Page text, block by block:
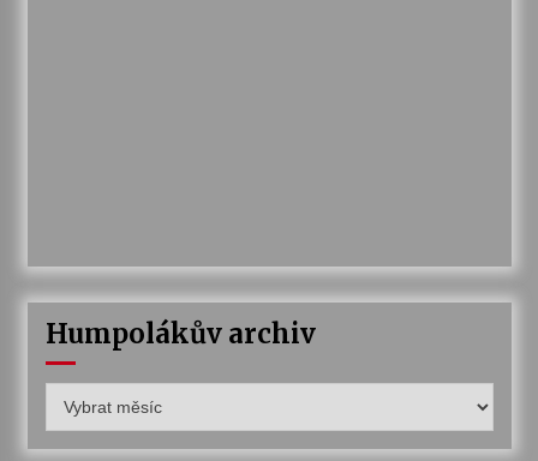
Humpolákův archiv
archiv